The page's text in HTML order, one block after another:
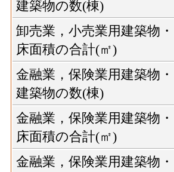
建築物の数(棟)
卸売業，小売業用建築物・
床面積の合計(㎡)
金融業，保険業用建築物・
建築物の数(棟)
金融業，保険業用建築物・
床面積の合計(㎡)
金融業，保険業用建築物・